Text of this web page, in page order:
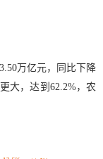
万亿元，同比下降
大，达到62.2%，农